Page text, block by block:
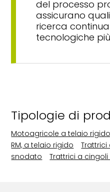
del processo
assicurano
ricerca
tecnologiche
Tipologie di
Motoagricole a telaio
RM, a telaio rigido
Trattrici
snodato
Trattrici a